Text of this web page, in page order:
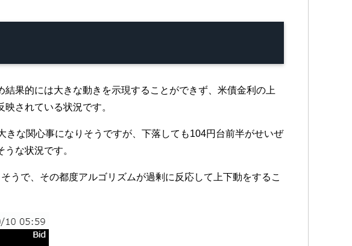
果的には大きな動きを示現することができず、米債金利の上
されている状況です。
な関心事になりそうですが、下落しても104円台前半がせいぜ
な状況です。
うで、その都度アルゴリズムが過剰に反応して上下動をするこ